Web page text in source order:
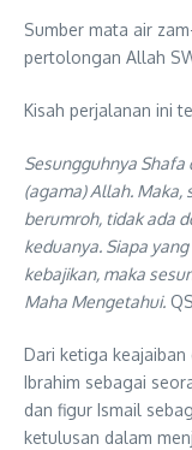
Sumber mata air
pertolongan Allah
Kisah perjalanan ini
Sesungguhnya
(agama) Allah. Maka,
berumroh, tidak ada
keduanya. Siapa
kebajikan, maka
Maha Mengetahui.
Dari ketiga
Ibrahim sebagai
dan figur Ismail
ketulusan dalam